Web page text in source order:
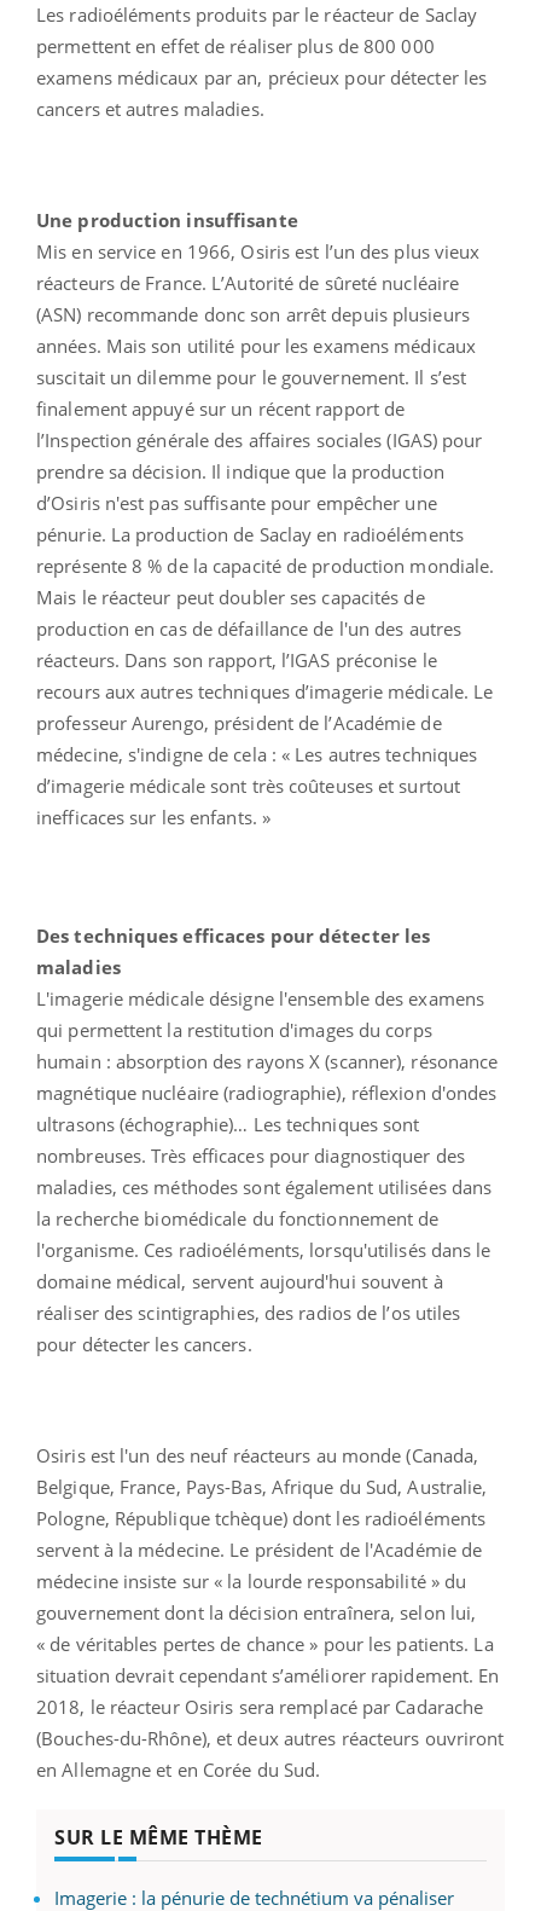
Les radioéléments produits par le réacteur de Saclay
permettent en effet de réaliser plus de 800 000
examens médicaux par an, précieux pour détecter les
cancers et autres maladies.
Une production insuffisante
Mis en service en 1966, Osiris est l’un des plus vieux
réacteurs de France. L’Autorité de sûreté nucléaire
(ASN) recommande donc son arrêt depuis plusieurs
années. Mais son utilité pour les examens médicaux
suscitait un dilemme pour le gouvernement. Il s’est
finalement appuyé sur un récent rapport de
l’Inspection générale des affaires sociales (IGAS) pour
prendre sa décision. Il indique que la production
d’Osiris n'est pas suffisante pour empêcher une
pénurie. La production de Saclay en radioéléments
représente 8 % de la capacité de production mondiale.
Mais le réacteur peut doubler ses capacités de
production en cas de défaillance de l'un des autres
réacteurs. Dans son rapport, l’IGAS préconise le
recours aux autres techniques d’imagerie médicale. Le
professeur Aurengo, président de l’Académie de
médecine, s'indigne de cela : « Les autres techniques
d’imagerie médicale sont très coûteuses et surtout
inefficaces sur les enfants. »
Des techniques efficaces pour détecter les
maladies
L'imagerie médicale désigne l'ensemble des examens
qui permettent la restitution d'images du corps
humain : absorption des rayons X (scanner), résonance
magnétique nucléaire (radiographie), réflexion d'ondes
ultrasons (échographie)… Les techniques sont
nombreuses. Très efficaces pour diagnostiquer des
maladies, ces méthodes sont également utilisées dans
la recherche biomédicale du fonctionnement de
l'organisme. Ces radioéléments, lorsqu'utilisés dans le
domaine médical, servent aujourd'hui souvent à
réaliser des scintigraphies, des radios de l’os utiles
pour détecter les cancers.
Osiris est l'un des neuf réacteurs au monde (Canada,
Belgique, France, Pays-Bas, Afrique du Sud, Australie,
Pologne, République tchèque) dont les radioéléments
servent à la médecine. Le président de l'Académie de
médecine insiste sur « la lourde responsabilité » du
gouvernement dont la décision entraînera, selon lui,
« de véritables pertes de chance » pour les patients. La
situation devrait cependant s’améliorer rapidement. En
2018, le réacteur Osiris sera remplacé par Cadarache
(Bouches-du-Rhône), et deux autres réacteurs ouvriront
en Allemagne et en Corée du Sud.
SUR LE MÊME THÈME
Imagerie : la pénurie de technétium va pénaliser